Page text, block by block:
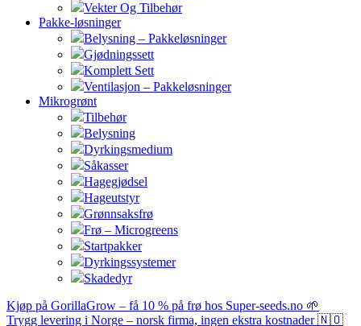
Vekter Og Tilbehør
Pakke-løsninger
Belysning – Pakkeløsninger
Gjødningssett
Komplett Sett
Ventilasjon – Pakkeløsninger
Mikrogrønt
Tilbehør
Belysning
Dyrkingsmedium
Såkasser
Hagegjødsel
Hageutstyr
Grønnsaksfrø
Frø – Microgreens
Startpakker
Dyrkingssystemer
Skadedyr
Kjøp på GorillaGrow – få 10 % på frø hos Super-seeds.no 🌱
Trygg levering i Norge – norsk firma, ingen ekstra kostnader 🇳🇴